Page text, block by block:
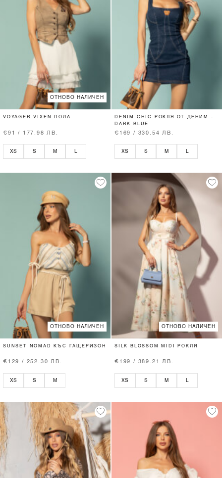
ОТНОВО НАЛИЧЕН
VOYAGER VIXEN ПОЛА
€91 / 177.98 ЛВ.
XS S M L
DENIM CHIC РОКЛЯ ОТ ДЕНИМ -
DARK BLUE
€169 / 330.54 ЛВ.
XS S M L
ОТНОВО НАЛИЧЕН
SUNSET NOMAD КЪС ГАЩЕРИЗОН
€129 / 252.30 ЛВ.
XS S M
ОТНОВО НАЛИЧЕН
SILK BLOSSOM MIDI РОКЛЯ
€199 / 389.21 ЛВ.
XS S M